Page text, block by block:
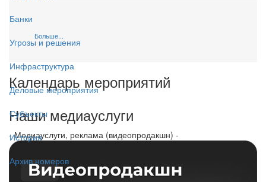
Банки
Угрозы и решения
Инфраструктура
Деловые мероприятия
Субъекты
История
Архив номеров
Больше...
Календарь мероприятий
Наши медиауслуги
- Медиауслуги, реклама (видеопродакшн) -